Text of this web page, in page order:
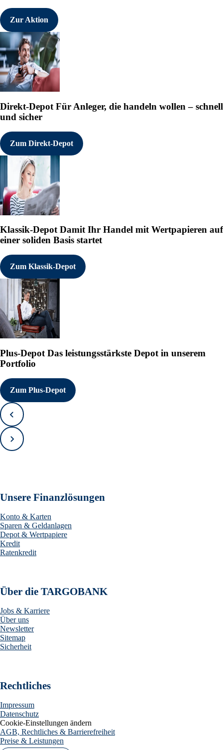
Zur Aktion
Direkt-Depot Für Anleger, die handeln wollen – schnell
und sicher
Zum Direkt-Depot
Klassik-DepotDamit Ihr Handel mit Wertpapieren auf
einer soliden Basis startet
Zum Klassik-Depot
Plus-Depot Das leistungsstärkste Depot in unserem
Portfolio
Zum Plus-Depot
Zurück
Vorwärts
Unsere Finanzlösungen
Konto & Karten
Sparen & Geldanlagen
Depot & Wertpapiere
Kredit
Ratenkredit
Über die TARGOBANK
Jobs & Karriere
Über uns
Newsletter
Sitemap
Sicherheit
Rechtliches
Impressum
Datenschutz
Cookie-Einstellungen ändern
AGB, Rechtliches & Barrierefreiheit
Preise & Leistungen